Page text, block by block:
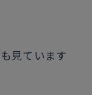
見ています